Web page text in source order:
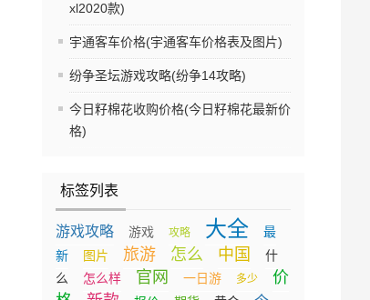
xl2020款)
宇通客车价格(宇通客车价格表及图片)
纷争圣坛游戏攻略(纷争14攻略)
今日籽棉花收购价格(今日籽棉花最新价
格)
标签列表
游戏攻略 游戏 攻略 大全
最
新
图片 旅游 怎么 中国
什
么
怎么样 官网 一日游 多少
价